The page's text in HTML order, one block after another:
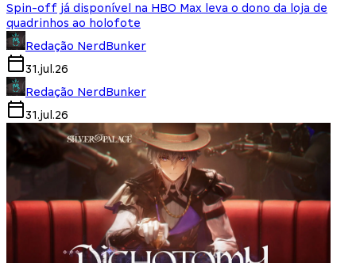
Spin-off já disponível na HBO Max leva o dono da loja de
quadrinhos ao holofote
Redação NerdBunker
31.jul.26
Redação NerdBunker
31.jul.26